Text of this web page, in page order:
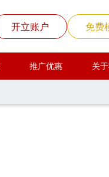
开立账户 免费
推广优惠 关